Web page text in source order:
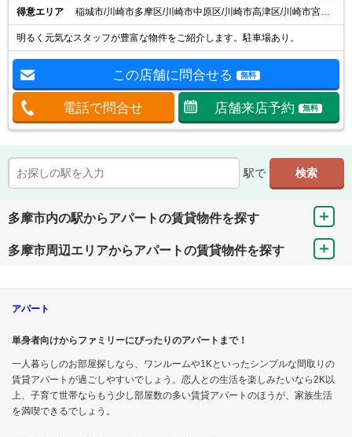
得意エリア 稲城市/川崎市多摩区/川崎市中原区/川崎市高津区/川崎市宮前区
明るく元気なスタッフが豊富な物件をご紹介します。駐車場あり。
この店舗に問合せる 無料
電話で問合せ 店舗来店予約 無料
駅で
多摩市内の駅からアパートの賃貸物件を探す
多摩市周辺エリアからアパートの賃貸物件を探す
アパート
単身者向けからファミリーにぴったりのアパートまで！
一人暮らしのお部屋探しなら、ワンルームや1Kといったシンプルな間取りの
賃貸アパートが過ごしやすいでしょう。恋人との生活を楽しみたいなら2K以
上、子育て世帯ならもう少し部屋数の多い賃貸アパートのほうが、家族生活
を満喫できるでしょう。